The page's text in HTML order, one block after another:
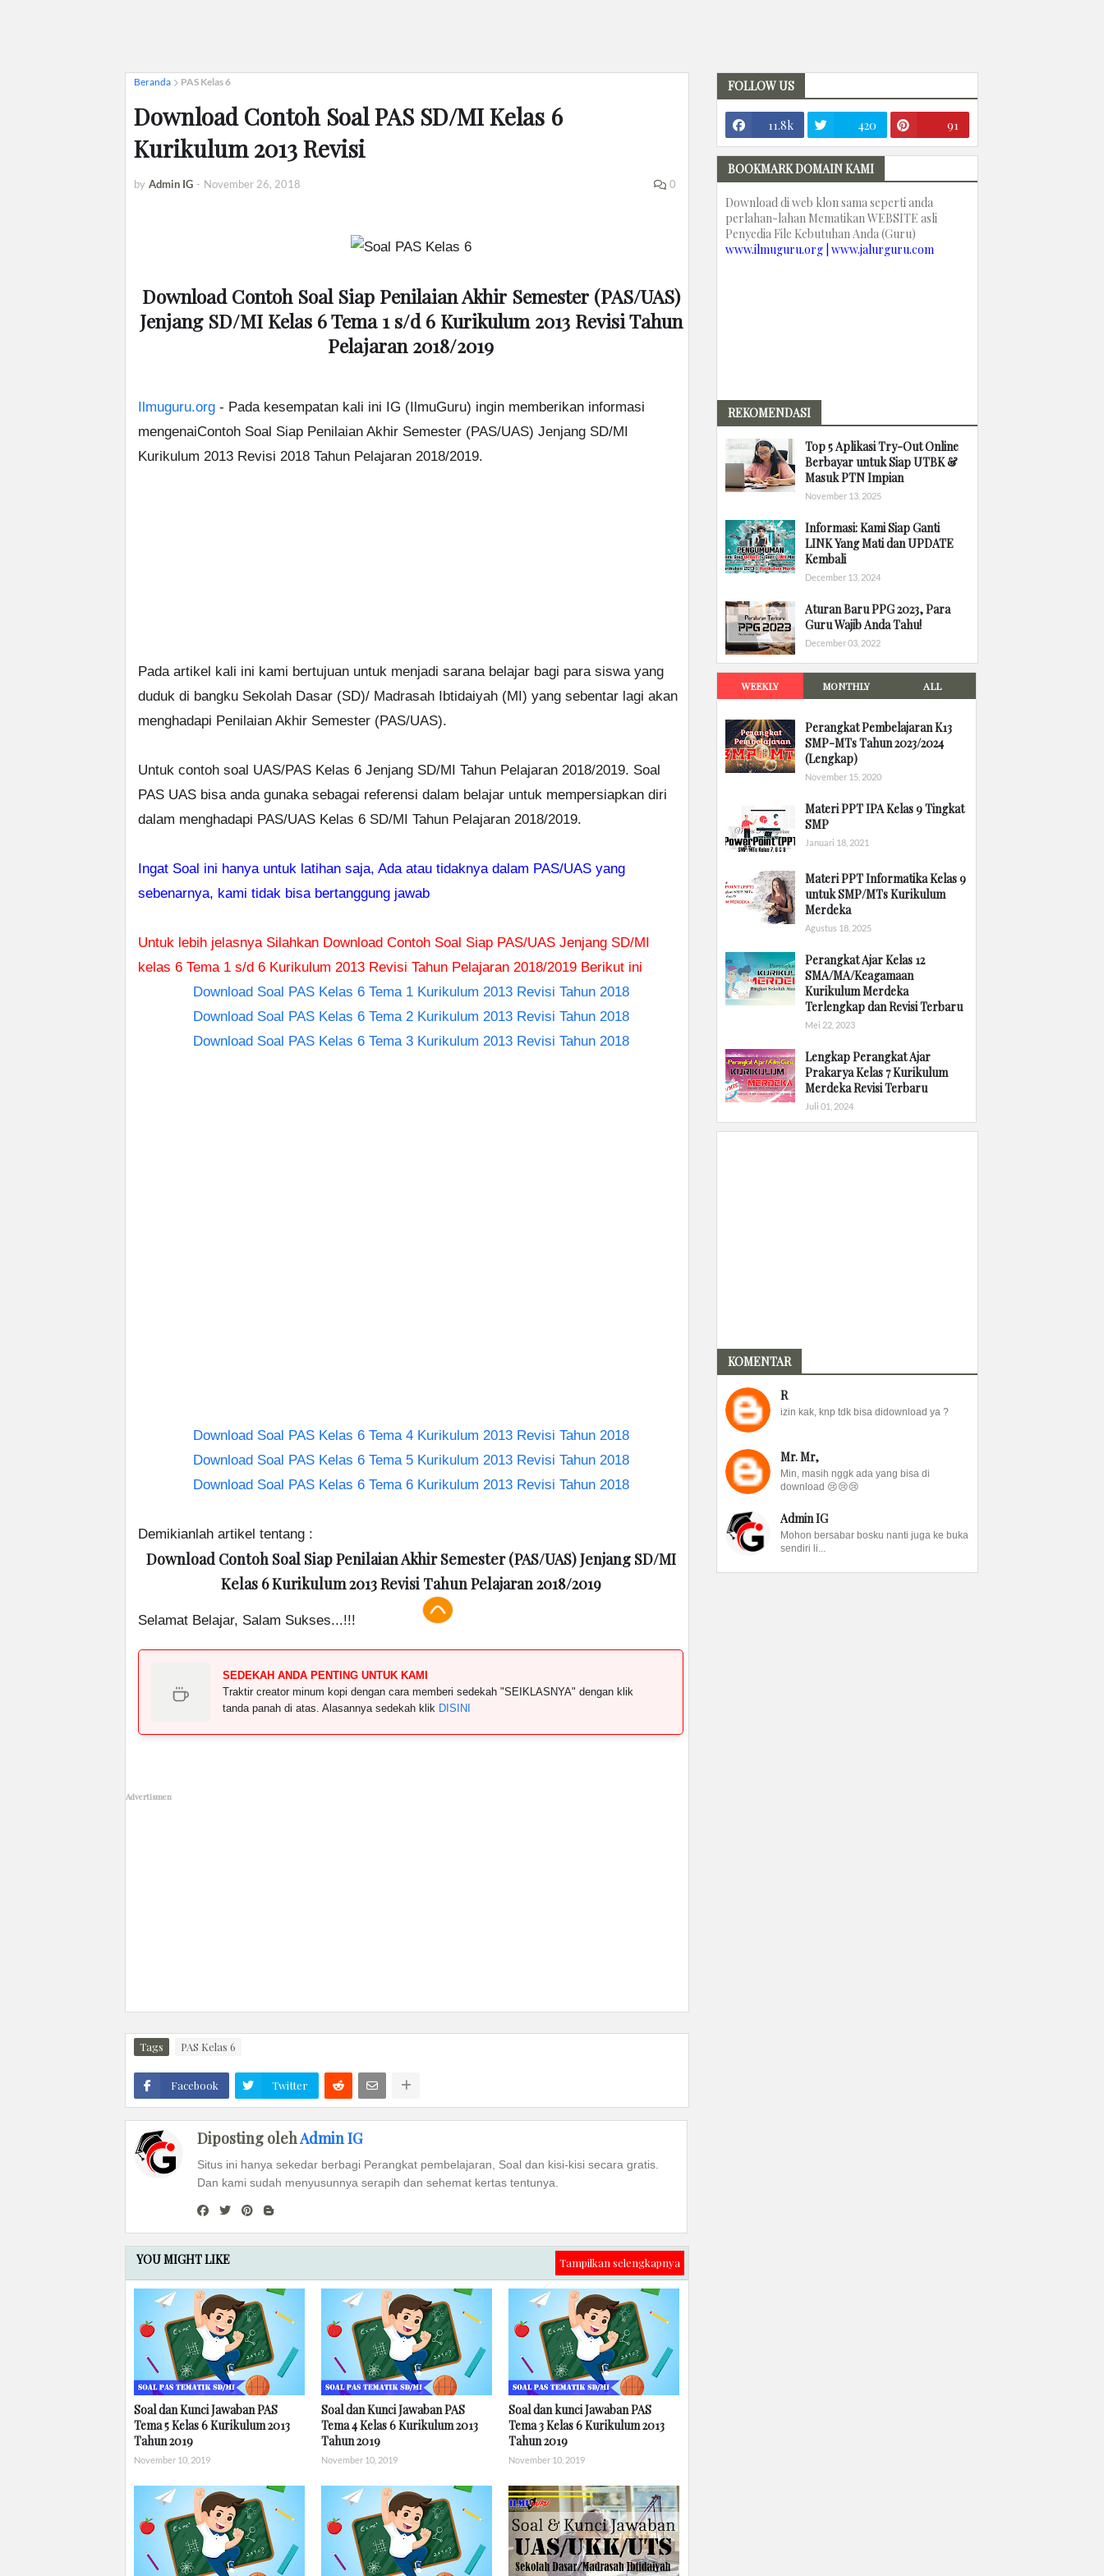
Beranda PAS Kelas 6
Download Contoh Soal PAS SD/MI Kelas 6
Kurikulum 2013 Revisi
by Admin IG - November 26, 2018 0
Download Contoh Soal Siap Penilaian Akhir Semester (PAS/UAS)
Jenjang SD/MI Kelas 6 Tema 1 s/d 6 Kurikulum 2013 Revisi Tahun
Pelajaran 2018/2019
Ilmuguru.org - Pada kesempatan kali ini IG (IlmuGuru) ingin memberikan informasi
mengenaiContoh Soal Siap Penilaian Akhir Semester (PAS/UAS) Jenjang SD/MI
Kurikulum 2013 Revisi 2018 Tahun Pelajaran 2018/2019.
Pada artikel kali ini kami bertujuan untuk menjadi sarana belajar bagi para siswa yang
duduk di bangku Sekolah Dasar (SD)/ Madrasah Ibtidaiyah (MI) yang sebentar lagi akan
menghadapi Penilaian Akhir Semester (PAS/UAS).
Untuk contoh soal UAS/PAS Kelas 6 Jenjang SD/MI Tahun Pelajaran 2018/2019. Soal
PAS UAS bisa anda gunaka sebagai referensi dalam belajar untuk mempersiapkan diri
dalam menghadapi PAS/UAS Kelas 6 SD/MI Tahun Pelajaran 2018/2019.
Ingat Soal ini hanya untuk latihan saja, Ada atau tidaknya dalam PAS/UAS yang
sebenarnya, kami tidak bisa bertanggung jawab
Untuk lebih jelasnya Silahkan Download Contoh Soal Siap PAS/UAS Jenjang SD/MI
kelas 6 Tema 1 s/d 6 Kurikulum 2013 Revisi Tahun Pelajaran 2018/2019 Berikut ini
Download Soal PAS Kelas 6 Tema 1 Kurikulum 2013 Revisi Tahun 2018
Download Soal PAS Kelas 6 Tema 2 Kurikulum 2013 Revisi Tahun 2018
Download Soal PAS Kelas 6 Tema 3 Kurikulum 2013 Revisi Tahun 2018
Download Soal PAS Kelas 6 Tema 4 Kurikulum 2013 Revisi Tahun 2018
Download Soal PAS Kelas 6 Tema 5 Kurikulum 2013 Revisi Tahun 2018
Download Soal PAS Kelas 6 Tema 6 Kurikulum 2013 Revisi Tahun 2018
Demikianlah artikel tentang :
Download Contoh Soal Siap Penilaian Akhir Semester (PAS/UAS) Jenjang SD/MI
Kelas 6 Kurikulum 2013 Revisi Tahun Pelajaran 2018/2019
Selamat Belajar, Salam Sukses...!!!
SEDEKAH ANDA PENTING UNTUK KAMI
Traktir creator minum kopi dengan cara memberi sedekah "SEIKLASNYA" dengan klik
tanda panah di atas. Alasannya sedekah klik DISINI
Advertismen
Tags PAS Kelas 6
Facebook Twitter
Diposting olehAdmin IG
Situs ini hanya sekedar berbagi Perangkat pembelajaran, Soal dan kisi-kisi secara gratis.
Dan kami sudah menyusunnya serapih dan sehemat kertas tentunya.
YOU MIGHT LIKE Tampilkan selengkapnya
Soal dan Kunci Jawaban PAS
Tema 5 Kelas 6 Kurikulum 2013
Tahun 2019
November 10, 2019
Soal dan Kunci Jawaban PAS
Tema 4 Kelas 6 Kurikulum 2013
Tahun 2019
November 10, 2019
Soal dan kunci Jawaban PAS
Tema 3 Kelas 6 Kurikulum 2013
Tahun 2019
November 10, 2019
FOLLOW US
11.8k 420 91
BOOKMARK DOMAIN KAMI
Download di web klon sama seperti anda
perlahan-lahan Mematikan WEBSITE asli
Penyedia File Kebutuhan Anda (Guru)
www.ilmuguru.org | www.jalurguru.com
REKOMENDASI
Top 5 Aplikasi Try-Out Online
Berbayar untuk Siap UTBK &
Masuk PTN Impian
November 13, 2025
Informasi: Kami Siap Ganti
LINK Yang Mati dan UPDATE
Kembali
December 13, 2024
Aturan Baru PPG 2023, Para
Guru Wajib Anda Tahu!
December 03, 2022
WEEKLY MONTHLY ALL
Perangkat Pembelajaran K13
SMP-MTs Tahun 2023/2024
(Lengkap)
November 15, 2020
Materi PPT IPA Kelas 9 Tingkat
SMP
Januari 18, 2021
Materi PPT Informatika Kelas 9
untuk SMP/MTs Kurikulum
Merdeka
Agustus 18, 2025
Perangkat Ajar Kelas 12
SMA/MA/Keagamaan
Kurikulum Merdeka
Terlengkap dan Revisi Terbaru
Mei 22, 2023
Lengkap Perangkat Ajar
Prakarya Kelas 7 Kurikulum
Merdeka Revisi Terbaru
Juli 01, 2024
KOMENTAR
R
izin kak, knp tdk bisa didownload ya ?
Mr. Mr,
Min, masih nggk ada yang bisa di
download 😢😢😢
Admin IG
Mohon bersabar bosku nanti juga ke buka
sendiri li...